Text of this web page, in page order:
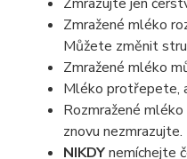
Zmražené mléko
Můžete změnit
Zmražené mléko
Mléko protřepete,
Rozmražené
znovu nezmrazujte.
NIKDYnemíchejte